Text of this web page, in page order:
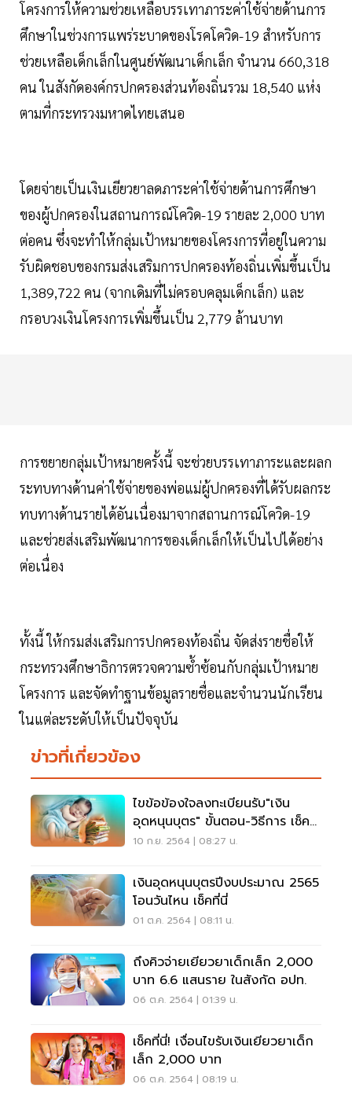
โครงการให้ความช่วยเหลือบรรเทาภาระค่าใช้จ่ายด้านการ
ศึกษาในช่วงการแพร่ระบาดของโรคโควิด-19 สำหรับการ
ช่วยเหลือเด็กเล็กในศูนย์พัฒนาเด็กเล็ก จำนวน 660,318
คน ในสังกัดองค์กรปกครองส่วนท้องถิ่นรวม 18,540 แห่ง
ตามที่กระทรวงมหาดไทยเสนอ
โดยจ่ายเป็นเงินเยียวยาลดภาระค่าใช้จ่ายด้านการศึกษา
ของผู้ปกครองในสถานการณ์โควิด-19 รายละ 2,000 บาท
ต่อคน ซึ่งจะทำให้กลุ่มเป้าหมายของโครงการที่อยู่ในความ
รับผิดชอบของกรมส่งเสริมการปกครองท้องถิ่นเพิ่มขึ้นเป็น
1,389,722 คน (จากเดิมที่ไม่ครอบคลุมเด็กเล็ก) และ
กรอบวงเงินโครงการเพิ่มขึ้นเป็น 2,779 ล้านบาท
การขยายกลุ่มเป้าหมายครั้งนี้ จะช่วยบรรเทาภาระและผลก
ระทบทางด้านค่าใช้จ่ายของพ่อแม่ผู้ปกครองที่ได้รับผลกระ
ทบทางด้านรายได้อันเนื่องมาจากสถานการณ์โควิด-19
และช่วยส่งเสริมพัฒนาการของเด็กเล็กให้เป็นไปได้อย่าง
ต่อเนื่อง
ทั้งนี้ ให้กรมส่งเสริมการปกครองท้องถิ่น จัดส่งรายชื่อให้
กระทรวงศึกษาธิการตรวจความซ้ำซ้อนกับกลุ่มเป้าหมาย
โครงการ และจัดทำฐานข้อมูลรายชื่อและจำนวนนักเรียน
ในแต่ละระดับให้เป็นปัจจุบัน
ข่าวที่เกี่ยวข้อง
ไขข้อข้องใจลงทะเบียนรับ"เงิน
อุดหนุนบุตร" ขั้นตอน-วิธีการ เช็คที่
นี่
10 ก.ย. 2564 | 08:27 น.
เงินอุดหนุนบุตรปีงบประมาณ 2565
โอนวันไหน เช็คที่นี่
01 ต.ค. 2564 | 08:11 น.
ถึงคิวจ่ายเยียวยาเด็กเล็ก 2,000
บาท 6.6 แสนราย ในสังกัด อปท.
06 ต.ค. 2564 | 01:39 น.
เช็คที่นี่! เงื่อนไขรับเงินเยียวยาเด็ก
เล็ก 2,000 บาท
06 ต.ค. 2564 | 08:19 น.